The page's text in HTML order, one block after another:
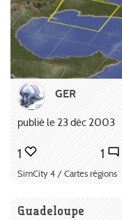
GER
publié le 23 déc 2003
1 1
SimCity 4 / Cartes régions
Guadeloupe